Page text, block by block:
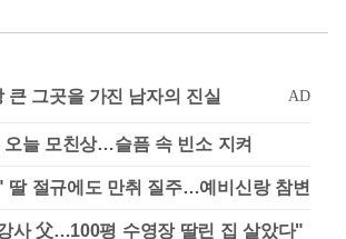
오늘 모친상…슬픔 속 빈소 지켜
딸 절규에도 만취 질주…예비신랑 참변
사 父…100평 수영장 딸린 집 살았다"